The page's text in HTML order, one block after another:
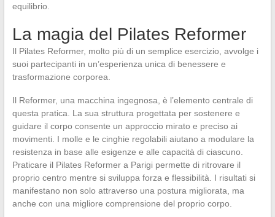
equilibrio.
La magia del Pilates Reformer
Il Pilates Reformer, molto più di un semplice esercizio, avvolge i
suoi partecipanti in un’esperienza unica di benessere e
trasformazione corporea.
Il Reformer, una macchina ingegnosa, è l’elemento centrale di
questa pratica. La sua struttura progettata per sostenere e
guidare il corpo consente un approccio mirato e preciso ai
movimenti. I molle e le cinghie regolabili aiutano a modulare la
resistenza in base alle esigenze e alle capacità di ciascuno.
Praticare il Pilates Reformer a Parigi permette di ritrovare il
proprio centro mentre si sviluppa forza e flessibilità. I risultati si
manifestano non solo attraverso una postura migliorata, ma
anche con una migliore comprensione del proprio corpo.